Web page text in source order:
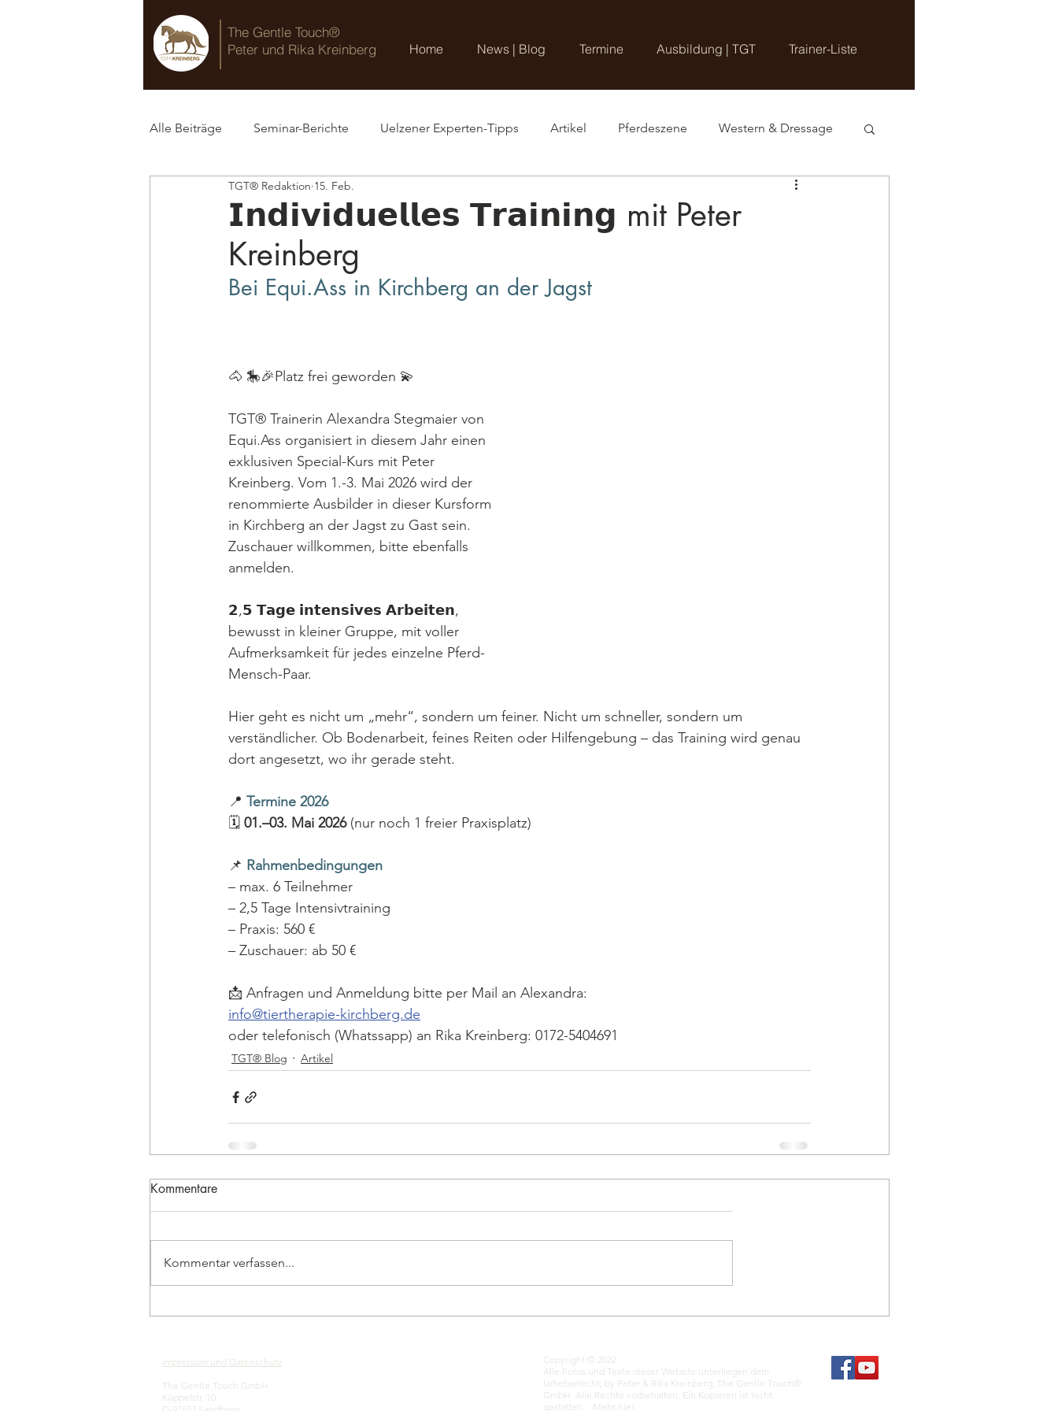
The Gentle Touch®
Peter und Rika Kreinberg
Home News | Blog Termine Ausbildung | TGT Trainer-Liste
Alle Beiträge Seminar-Berichte Uelzener Experten-Tipps Artikel Pferdeszene Western & Dressage
TGT® Blog
𝗜𝗻𝗱𝗶𝘃𝗶𝗱𝘂𝗲𝗹𝗹𝗲𝘀 𝗧𝗿𝗮𝗶𝗻𝗶𝗻𝗴 mit Peter
Kreinberg
TGT® Redaktion 15. Feb.
Bei Equi.Ass in Kirchberg an der Jagst
🐴 🎠🎉Platz frei geworden 💫
TGT® Trainerin Alexandra Stegmaier von
Equi.Ass organisiert in diesem Jahr einen
exklusiven Special-Kurs mit Peter
Kreinberg. Vom 1.-3. Mai 2026 wird der
renommierte Ausbilder in dieser Kursform
in Kirchberg an der Jagst zu Gast sein.
Zuschauer willkommen, bitte ebenfalls
anmelden.
𝟮,𝟱 𝗧𝗮𝗴𝗲 𝗶𝗻𝘁𝗲𝗻𝘀𝗶𝘃𝗲𝘀 𝗔𝗿𝗯𝗲𝗶𝘁𝗲𝗻,
bewusst in kleiner Gruppe, mit voller
Aufmerksamkeit für jedes einzelne Pferd-
Mensch-Paar.
Hier geht es nicht um „mehr“, sondern um feiner. Nicht um schneller, sondern um
verständlicher. Ob Bodenarbeit, feines Reiten oder Hilfengebung – das Training wird genau
dort angesetzt, wo ihr gerade steht.
📍 Termine 2026
🗓 01.–03. Mai 2026 (nur noch 1 freier Praxisplatz)
📌 Rahmenbedingungen
– max. 6 Teilnehmer
– 2,5 Tage Intensivtraining
– Praxis: 560 €
– Zuschauer: ab 50 €
📩 Anfragen und Anmeldung bitte per Mail an Alexandra:
info@tiertherapie-kirchberg.de
oder telefonisch (Whatssapp) an Rika Kreinberg: 0172-5404691
TGT® Blog Artikel
Kommentare
Kommentar verfassen...
Impressum und Datenschutz
The Gentle Touch GmbH
Küppelstr. 10
Copyright © 2022
Alle Fotos und Texte dieser Website unterliegen dem
Urheberrecht; by Peter & Rika Kreinberg, The Gentle Touch®
GmbH. Alle Rechte vorbehalten. Ein Kopieren ist nicht
gestattet… Mehr hier.